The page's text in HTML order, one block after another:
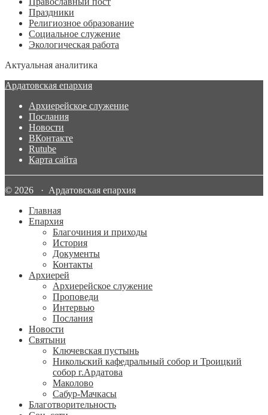
Праздники
Религиозное образование
Социальное служение
Экологическая работа
Актуальная аналитика
Ардатовская епархия
Архиерейское служение
Послания
Новости
ВКонтакте
Rutube
Карта сайта
© 2026 · Ардатовская епархия
Главная
Епархия
Благочиния и приходы
История
Документы
Контакты
Архиерей
Архиерейское служение
Проповеди
Интервью
Послания
Новости
Святыни
Ключевская пустынь
Никольский кафедральный собор и Троицкий
собор г.Ардатова
Маколово
Сабур-Мачкасы
Благотворительность